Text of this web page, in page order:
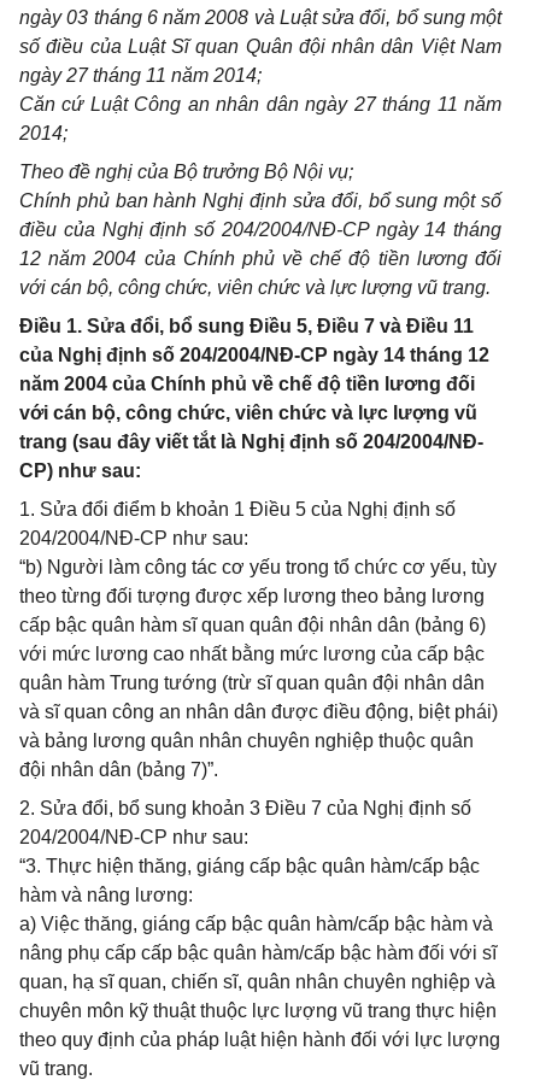
ngày 03 tháng 6 năm 2008 và Luật sửa đổi, bổ sung một
số điều của Luật Sĩ quan Quân đội nhân dân Việt Nam
ngày 27 tháng 11 năm 2014;
Căn cứ Luật Công an nhân dân ngày 27 tháng 11 năm
2014;
Theo đề nghị của Bộ trưởng Bộ Nội vụ;
Chính phủ ban hành Nghị định sửa đổi, bổ sung một số
điều của Nghị định số 204/2004/NĐ-CP ngày 14 tháng
12 năm 2004 của Chính phủ về chế độ tiền lương đối
với cán bộ, công chức, viên chức và lực lượng vũ trang.
Điều 1. Sửa đổi, bổ sung Điều 5, Điều 7 và Điều 11
của Nghị định số 204/2004/NĐ-CP ngày 14 tháng 12
năm 2004 của Chính phủ về chế độ tiền lương đối
với cán bộ, công chức, viên chức và lực lượng vũ
trang (sau đây viết tắt là Nghị định số 204/2004/NĐ-
CP) như sau:
1. Sửa đổi điểm b khoản 1 Điều 5 của Nghị định số
204/2004/NĐ-CP như sau:
“b) Người làm công tác cơ yếu trong tổ chức cơ yếu, tùy
theo từng đối tượng được xếp lương theo bảng lương
cấp bậc quân hàm sĩ quan quân đội nhân dân (bảng 6)
với mức lương cao nhất bằng mức lương của cấp bậc
quân hàm Trung tướng (trừ sĩ quan quân đội nhân dân
và sĩ quan công an nhân dân được điều động, biệt phái)
và bảng lương quân nhân chuyên nghiệp thuộc quân
đội nhân dân (bảng 7)”.
2. Sửa đổi, bổ sung khoản 3 Điều 7 của Nghị định số
204/2004/NĐ-CP như sau:
“3. Thực hiện thăng, giáng cấp bậc quân hàm/cấp bậc
hàm và nâng lương:
a) Việc thăng, giáng cấp bậc quân hàm/cấp bậc hàm và
nâng phụ cấp cấp bậc quân hàm/cấp bậc hàm đối với sĩ
quan, hạ sĩ quan, chiến sĩ, quân nhân chuyên nghiệp và
chuyên môn kỹ thuật thuộc lực lượng vũ trang thực hiện
theo quy định của pháp luật hiện hành đối với lực lượng
vũ trang.